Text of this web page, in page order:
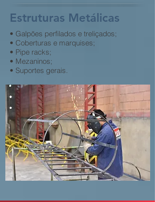
Estruturas Metálicas
• Galpões perfilados e treliçados;
• Coberturas e marquises;
• Pipe racks;
• Mezaninos;
• Suportes gerais.